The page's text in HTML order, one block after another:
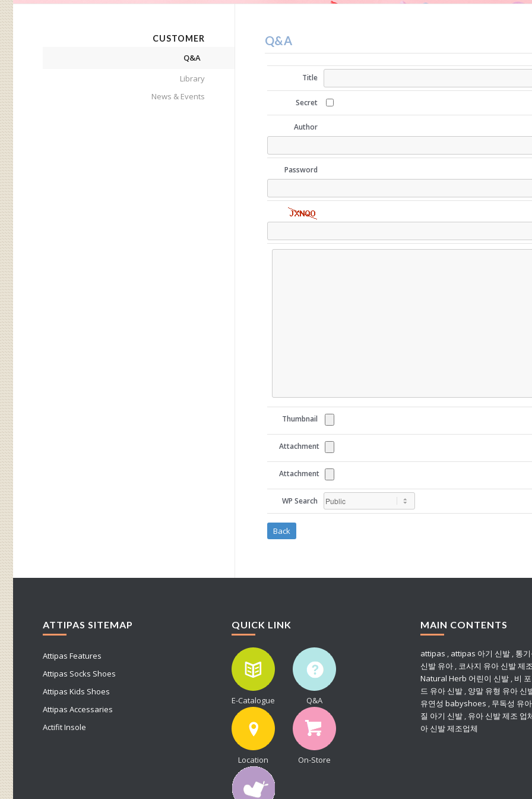
Q&A
Title
Secret
Author
Password
Thumbnail
Attachment
Attachment
WP Search
Back
CUSTOMER
Q&A
Library
News & Events
ATTIPAS SITEMAP
Attipas Features
Attipas Socks Shoes
Attipas Kids Shoes
Attipas Accessaries
Actifit Insole
QUICK LINK
E-Catalogue Q&A
Location On-Store
MAIN CONTENTS
attipas attipas 아기 신발 통
신발 유아
코사지 유아 신발 제
Natural Herb 어린이 신발 비
드 유아 신발 양말 유형 유아 신
유연성 babyshoes
무독성 유
질 아기 신발 유아 신발 제조 업
아 신발 제조업체